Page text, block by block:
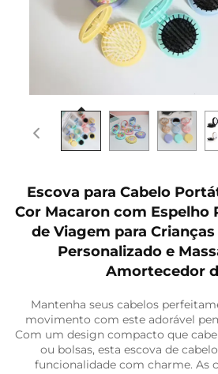
Escova para Cabelo
Cor Macaron com Espelho
de Viagem para
Personalizado e
Amortecedor
Mantenha seus cabelos
movimento com este adorável
Com um design compacto que
ou bolsas, esta escova de
funcionalidade com charme. As